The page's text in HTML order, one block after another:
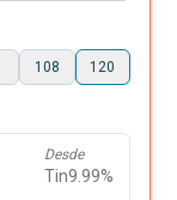
108 120
Desde
Tin9.99%